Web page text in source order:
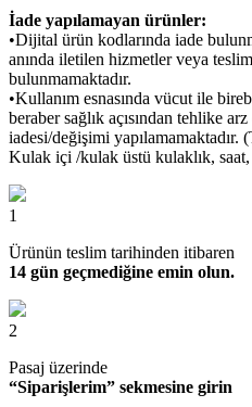
İade yapılamayan ürünler:
•Dijital ürün kodlarında iade
anında iletilen hizmetler veya
bulunmamaktadır.
•Kullanım esnasında vücut ile
beraber sağlık açısından tehlike
iadesi/değişimi
Kulak içi /kulak üstü kulaklık,
1
Ürünün teslim tarihinden itibaren
14 gün geçmediğine emin olun.
2
Pasaj üzerinde
“Siparişlerim” sekmesine girin